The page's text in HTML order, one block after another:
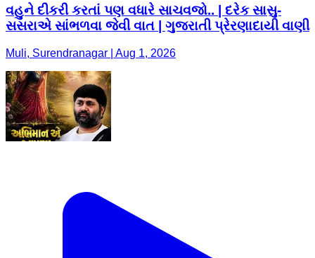
વહુને દીકરી કરતાં પણ વધારે સાચવજો.. | દરેક સાસુ-
સસરાએ સાંભળવા જેવી વાત | ગુજરાતી પ્રેરણાદાયી વાણી
Muli, Surendranagar | Aug 1, 2026